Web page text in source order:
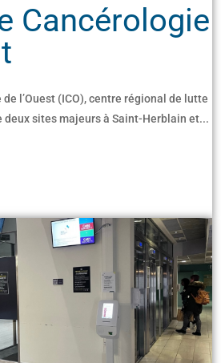
Cancérologie
l’Ouest (ICO), centre régional de lutte
deux sites majeurs à Saint-Herblain et...